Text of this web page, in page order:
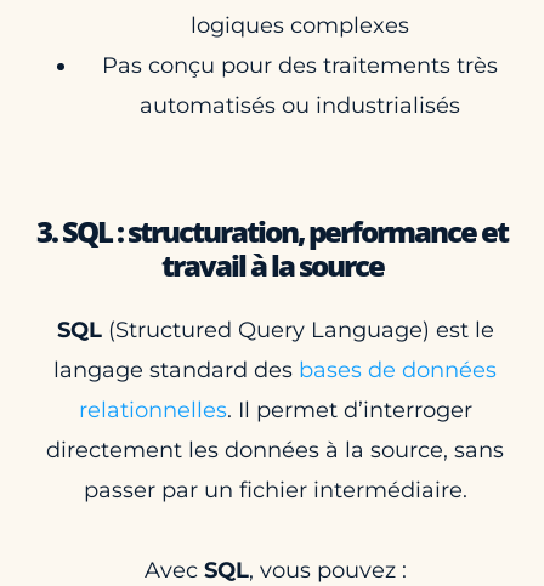
logiques complexes
Pas conçu pour des traitements très
automatisés ou industrialisés
3. SQL : structuration, performance et
travail à la source
SQL(Structured Query Language) est le
langage standard des bases de données
relationnelles. Il permet d’interroger
directement les données à la source, sans
passer par un fichier intermédiaire.
Avec SQL, vous pouvez :